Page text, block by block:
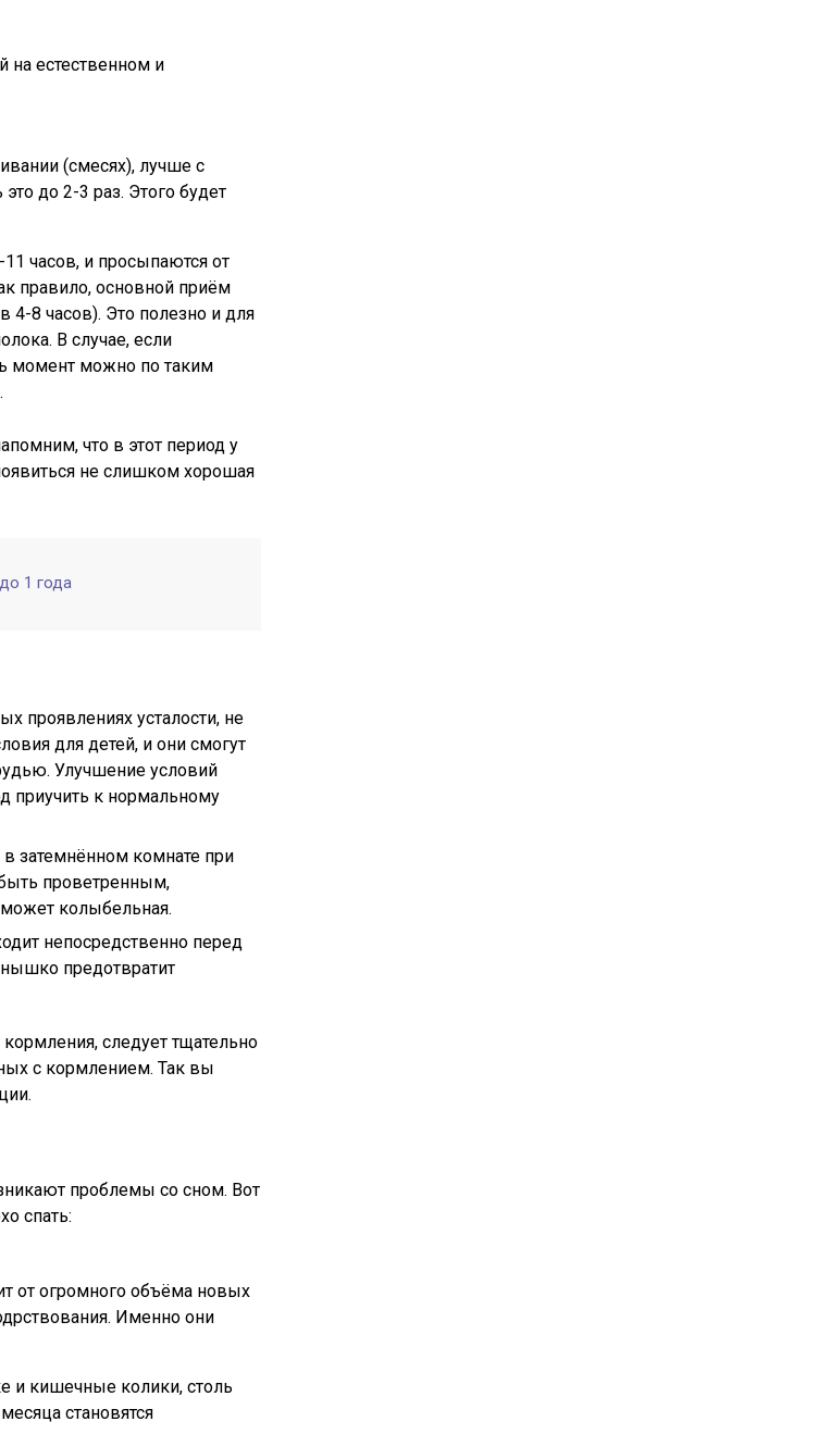
на естественном и
(смесях), лучше с
до 2-3 раз. Этого будет
часов, и просыпаются от
правило, основной приём
4-8 часов). Это полезно и для
В случае, если
момент можно по таким
что в этот период у
не слишком хорошая
1 года
проявлениях усталости, не
для детей, и они смогут
Улучшение условий
приучить к нормальному
затемнённом комнате при
проветренным,
колыбельная.
непосредственно перед
предотвратит
следует тщательно
с кормлением. Так вы
проблемы со сном. Вот
спать:
от огромного объёма новых
Именно они
и кишечные колики, столь
становятся